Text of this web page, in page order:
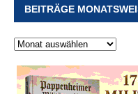
BEITRÄGE